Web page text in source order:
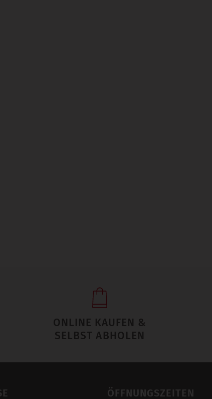
ONLINE KAUFEN &
SELBST ABHOLEN
ÖFFNUNGSZEITEN